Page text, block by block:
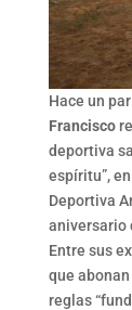
Hace un
Francisco
deportiva
espíritu”,
Deportiva
aniversario
Entre sus
que
reglas